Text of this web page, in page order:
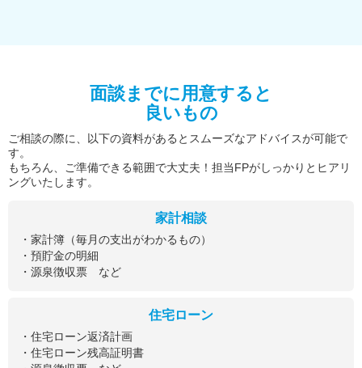
面談までに用意すると
良いもの
ご相談の際に、以下の資料があるとスムーズなアドバイスが可能で
す。
もちろん、ご準備できる範囲で大丈夫！担当FPがしっかりとヒアリ
ングいたします。
家計相談
・家計簿（毎月の支出がわかるもの）
・預貯金の明細
・源泉徴収票 など
住宅ローン
・住宅ローン返済計画
・住宅ローン残高証明書